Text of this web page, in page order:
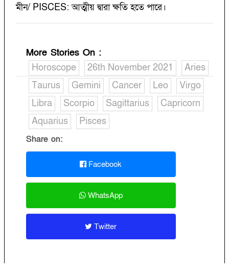
মীন/ PISCES: আত্মীয় দ্বারা ক্ষতি হতে পারে।
More Stories On :
Horoscope
26th November 2021
Aries
Taurus
Gemini Cancer Leo
Virgo
Libra
Scorpio Sagittarius
Capricorn
Aquarius
Pisces
Share on:
Facebook
WhatsApp
Twitter